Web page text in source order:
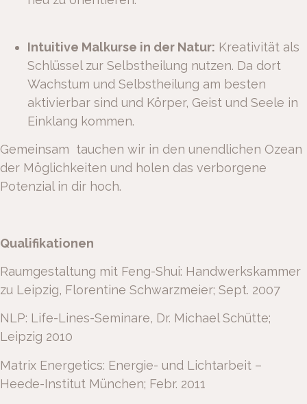
Intuitive Malkurse in der Natur: Kreativität als
Schlüssel zur Selbstheilung nutzen. Da dort
Wachstum und Selbstheilung am besten
aktivierbar sind und Körper, Geist und Seele in
Einklang kommen.
Gemeinsam tauchen wir in den unendlichen Ozean
der Möglichkeiten und holen das verborgene
Potenzial in dir hoch.
Qualifikationen
Raumgestaltung mit Feng-Shui: Handwerkskammer
zu Leipzig, Florentine Schwarzmeier; Sept. 2007
NLP: Life-Lines-Seminare, Dr. Michael Schütte;
Leipzig 2010
Matrix Energetics: Energie- und Lichtarbeit –
Heede-Institut München; Febr. 2011